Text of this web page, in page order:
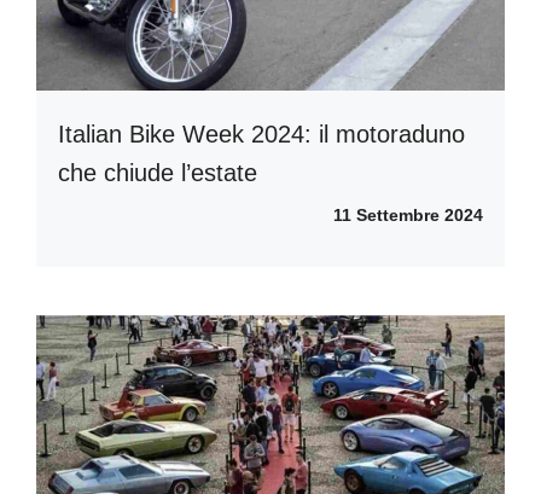
Italian Bike Week 2024: il motoraduno
che chiude l’estate
11 Settembre 2024